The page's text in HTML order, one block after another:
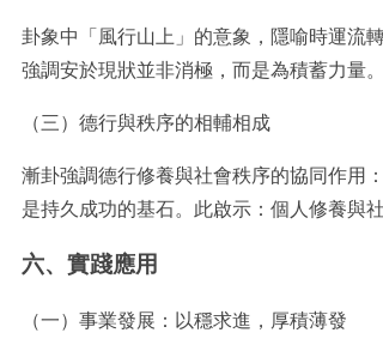
卦象中「風行山上」的意象，隱喻時運流
強調安於現狀並非消極，而是為積蓄力量
（三）德行與秩序的相輔相成
漸卦強調德行修養與社會秩序的協同作用
是持久成功的基石。此啟示：個人修養與
六、實踐應用
（一）事業發展：以穩求進，厚積薄發